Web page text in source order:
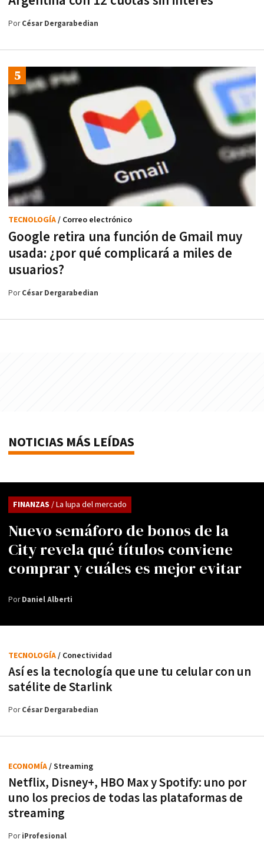
PorCésar Dergarabedian
Google retira una función de Gmail muy
usada: ¿por qué complicará a miles de
usuarios?
TECNOLOGÍA/ Correo electrónico
PorCésar Dergarabedian
NOTICIAS MÁS LEÍDAS
Nuevo semáforo de bonos de la
City revela qué títulos conviene
comprar y cuáles es mejor evitar
FINANZAS / La lupa del mercado
PorDaniel Alberti
Así es la tecnología que une tu celular con un
satélite de Starlink
TECNOLOGÍA/ Conectividad
PorCésar Dergarabedian
Netflix, Disney+, HBO Max y Spotify: uno por
uno los precios de todas las plataformas de
streaming
ECONOMÍA/ Streaming
PoriProfesional